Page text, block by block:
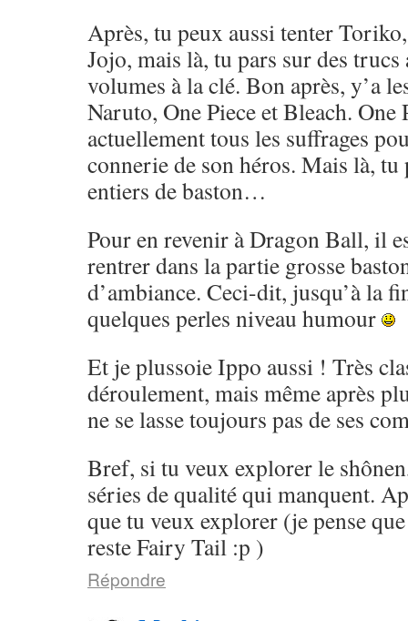
Après, tu peux aussi tenter
Jojo, mais là, tu pars sur des trucs
volumes à la clé. Bon après, y’a
Naruto, One Piece et Bleach. One
actuellement tous les suffrages
connerie de son héros. Mais là,
entiers de baston…
Pour en revenir à Dragon Ball, il
rentrer dans la partie grosse
d’ambiance. Ceci-dit, jusqu’à la
quelques perles niveau humour
Et je plussoie Ippo aussi ! Très
déroulement, mais même après
ne se lasse toujours pas de ses
Bref, si tu veux explorer le
séries de qualité qui manquent.
que tu veux explorer (je pense
reste Fairy Tail :p )
Répondre